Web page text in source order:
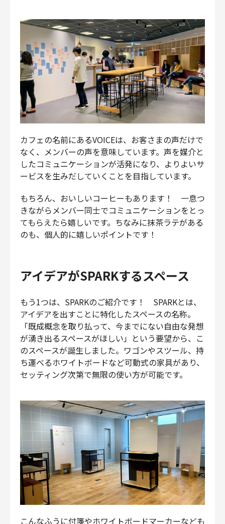
カフェの名前にあるVOICEは、お客さまの声だけで
なく、メンバーの声を意味しています。声を媒介と
したコミュニケーションが活発になり、よりよいサ
ービスを生みだしていくことを目指しています。
もちろん、おいしいコーヒーもあります！ 一息つ
きながらメンバー同士でコミュニケーションをとっ
てもらえたら嬉しいです。ちなみに抹茶ラテがある
のも、個人的に嬉しいポイントです！
アイデアがSPARKするスペース
もう1つは、SPARKのご紹介です！ SPARKとは、
アイデアを出すことに特化したスペースの名称。
「既成概念を取り払って、今までにない自由な発想
が湧き出るスペースがほしい」という要望から、こ
のスペースが誕生しました。ワゴンやスツール、持
ち運べるホワイトボードなど可動式の家具があり、
セッティング次第で無限の使い方が可能です。
こんなふうに付箋やホワイトボードマーカーなども